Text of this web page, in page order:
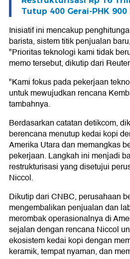
Tutup 400 Gerai-PHK
Inisiatif ini mencakup
barista, sistem titik penjualan
"Prioritas teknologi kami tidak
memo tersebut, dikutip dari
"Kami fokus pada pekerjaan
untuk mewujudkan rencana
tambahnya.
Berdasarkan catatan detikcom,
berencana menutup kedai kopi
Amerika Utara dan memangkas
pekerjaan. Langkah ini menjadi
restrukturisasi yang disetujui
Niccol.
Dikutip dari CNBC, perusahaan
mengembalikan penjualan dan
merombak operasionalnya di
sejalan dengan rencana Niccol
ekosistem kedai kopi dengan
keramik, tempat nyaman, dan